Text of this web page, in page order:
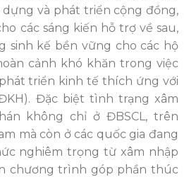
và phát triển cộng đồng,
các sáng kiến hỗ trợ về sau,
sinh kế bền vững cho các hộ
cảnh khó khăn trong việc
triển kinh tế thích ứng với
Đặc biệt tình trạng xâm
không chỉ ở ĐBSCL, trên
mà còn ở các quốc gia đang
nghiêm trọng từ xâm nhập
chương trình góp phần thúc